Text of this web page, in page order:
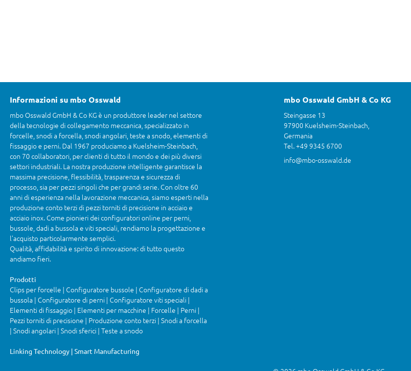
Informazioni su mbo Osswald
mbo Osswald GmbH & Co KG è un produttore leader nel settore
della tecnologie di collegamento meccanica, specializzato in
forcelle, snodi a forcella, snodi angolari, teste a snodo, elementi di
fissaggio e perni. Dal 1967 produciamo a Kuelsheim-Steinbach,
con 70 collaboratori, per clienti di tutto il mondo e dei più diversi
settori industriali. La nostra produzione intelligente garantisce la
massima precisione, flessibilità, trasparenza e sicurezza di
processo, sia per pezzi singoli che per grandi serie. Con oltre 60
anni di esperienza nella lavorazione meccanica, siamo esperti nella
produzione conto terzi di pezzi torniti di precisione in acciaio e
acciaio inox. Come pionieri dei configuratori online per perni,
bussole, dadi a bussola e viti speciali, rendiamo la progettazione e
l’acquisto particolarmente semplici.
Qualità, affidabilità e spirito di innovazione: di tutto questo
andiamo fieri.
Prodotti
Clips per forcelle | Configuratore bussole | Configuratore di dadi a
bussola | Configuratore di perni | Configuratore viti speciali |
Elementi di fissaggio | Elementi per macchine | Forcelle | Perni |
Pezzi torniti di precisione | Produzione conto terzi | Snodi a forcella
| Snodi angolari | Snodi sferici | Teste a snodo
Linking Technology | Smart Manufacturing
mbo Osswald GmbH & Co KG
Steingasse 13
97900 Kuelsheim-Steinbach,
Germania
Tel. +49 9345 6700
info@mbo-osswald.de